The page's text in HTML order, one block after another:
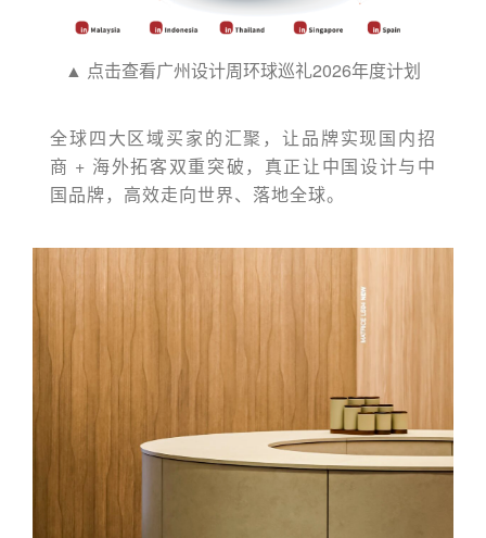
▲ 点击查看广州设计周环球巡礼2026年度计划
全球四大区域买家的汇聚，让品牌实现国内招
商 + 海外拓客双重突破，真正让中国设计与中
国品牌，高效走向世界、落地全球。